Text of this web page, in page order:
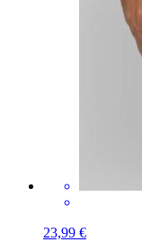
23,99 €